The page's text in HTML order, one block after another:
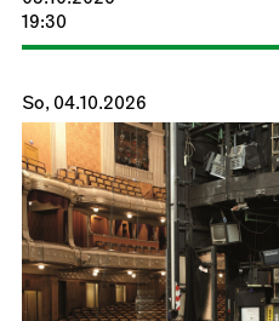
19:30
So, 04.10.2026